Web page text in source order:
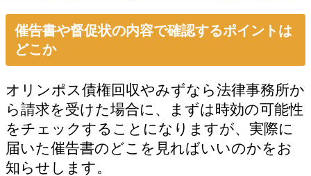
催告書や督促状の内容で確認するポイントは
どこか
オリンポス債権回収やみずなら法律事務所か
ら請求を受けた場合に、まずは時効の可能性
をチェックすることになりますが、実際に
届いた催告書のどこを見ればいいのかをお
知らせします。